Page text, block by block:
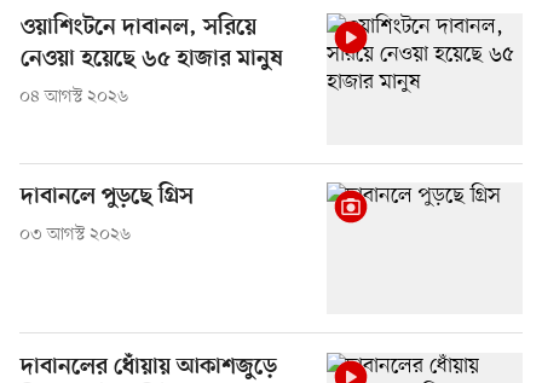
ওয়াশিংটনে দাবানল, সরিয়ে
নেওয়া হয়েছে ৬৫ হাজার মানুষ
০৪ আগস্ট ২০২৬
দাবানলে পুড়ছে গ্রিস
০৩ আগস্ট ২০২৬
দাবানলের ধোঁয়ায় আকাশজুড়ে